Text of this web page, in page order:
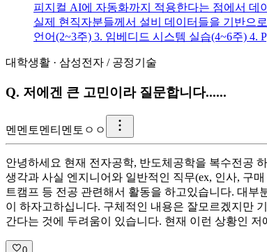
피지컬 AI에 자동화까지 적용한다는 점에서 데
실제 현직자분들께서 설비 데이터들을 기반으
언어(2~3주) 3. 임베디드 시스템 실습(4~6주) 4.
대학생활 · 삼성전자 / 공정기술
Q. 저에겐 큰 고민이라 질문합니다......
멘 멘토멘티멘토ㅇㅇ
안녕하세요 현재 전자공학, 반도체공학을 복수전공
생각과 사실 엔지니어와 일반적인 직무(ex, 인사, 구
트캠프 등 전공 관련해서 활동을 하고있습니다. 대
이 하자고하십니다. 구체적인 내용은 잘모르겠지만
간다는 것에 두려움이 있습니다. 현재 이런 상황인